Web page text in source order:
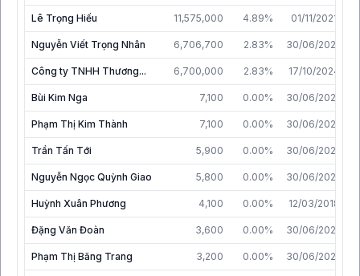
Lê Trọng Hiếu 11,575,000 4.89% 01/11/2021
Nguyễn Viết Trọng Nhân 6,706,700 2.83% 30/06/2026
Công ty TNHH Thương... 6,700,000 2.83% 17/10/2024
Bùi Kim Nga 7,100 0.00% 30/06/2026
Phạm Thị Kim Thành 7,100 0.00% 30/06/2026
Trần Tấn Tới 5,900 0.00% 30/06/2026
Nguyễn Ngọc Quỳnh Giao 5,800 0.00% 30/06/2026
Huỳnh Xuân Phương 4,100 0.00% 12/03/2018
Đặng Văn Đoàn 3,600 0.00% 30/06/2026
Phạm Thị Băng Trang 3,200 0.00% 30/06/2026